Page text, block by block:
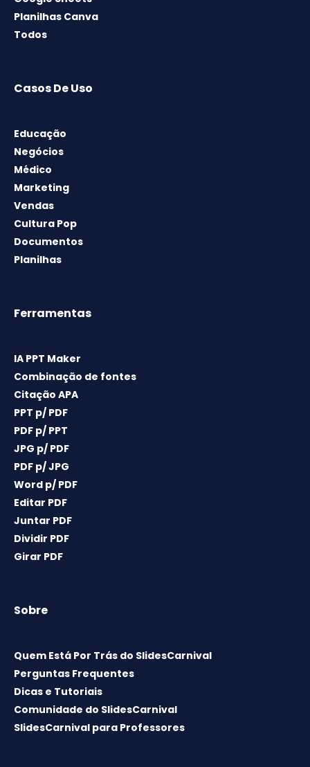
Planilhas Canva
Todos
Casos De Uso
Educação
Negócios
Médico
Marketing
Vendas
Cultura Pop
Documentos
Planilhas
Ferramentas
IA PPT Maker
Combinação de fontes
Citação APA
PPT p/ PDF
PDF p/ PPT
JPG p/ PDF
PDF p/ JPG
Word p/ PDF
Editar PDF
Juntar PDF
Dividir PDF
Girar PDF
Sobre
Quem Está Por Trás do SlidesCarnival
Perguntas Frequentes
Dicas e Tutoriais
Comunidade do SlidesCarnival
SlidesCarnival para Professores